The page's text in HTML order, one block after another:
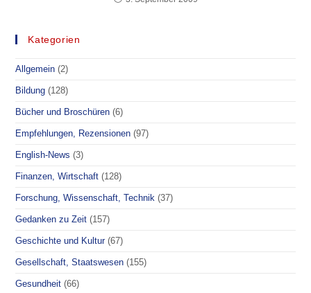
Kategorien
Allgemein (2)
Bildung (128)
Bücher und Broschüren (6)
Empfehlungen, Rezensionen (97)
English-News (3)
Finanzen, Wirtschaft (128)
Forschung, Wissenschaft, Technik (37)
Gedanken zu Zeit (157)
Geschichte und Kultur (67)
Gesellschaft, Staatswesen (155)
Gesundheit (66)